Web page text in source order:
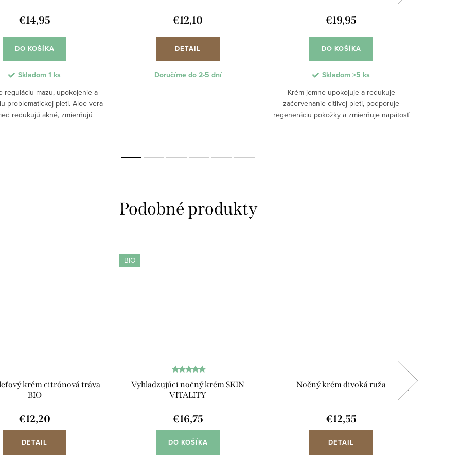
€14,95
DO KOŠÍKA
Skladom 1 ks
reguláciu mazu, upokojenie a
problematickej pleti. Aloe vera
redukujú akné, zmierňujú
€12,10
DETAIL
Doručíme do 2-5 dní
€19,95
DO KOŠÍKA
Skladom >5 ks
Krém jemne upokojuje a redukuje
začervenanie citlivej pleti, podporuje
regeneráciu pokožky a zmierňuje napätosť
krém citrónová tráva
BIO
€12,20
DETAIL
BIO
Vyhladzujúci nočný krém SKIN
VITALITY
€16,75
DO KOŠÍKA
Nočný krém divoká ruža
€12,55
DETAIL